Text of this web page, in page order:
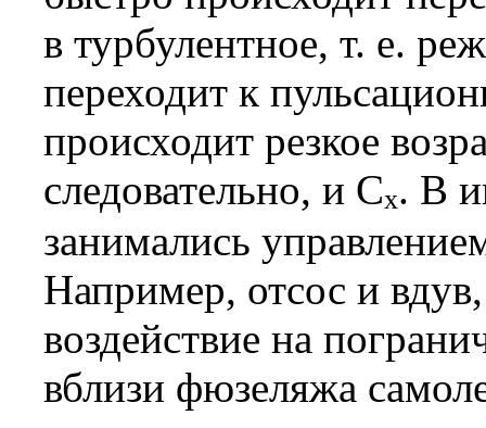
в турбулентное, т. е.
переходит к
происходит резкое
следовательно, и Cx. В
занимались
Например, отсос и
воздействие на
вблизи фюзеляжа